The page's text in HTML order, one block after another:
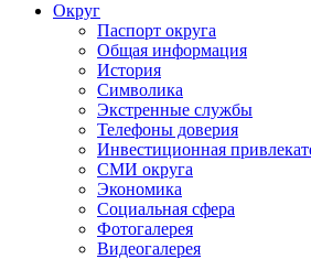
Округ
Паспорт округа
Общая информация
История
Символика
Экстренные службы
Телефоны доверия
Инвестиционная
СМИ округа
Экономика
Социальная сфера
Фотогалерея
Видеогалерея